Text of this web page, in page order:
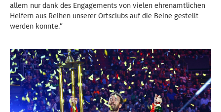
allem nur dank des Engagements von vielen ehrenamtlichen
Helfern aus Reihen unserer Ortsclubs auf die Beine gestellt
werden konnte.“